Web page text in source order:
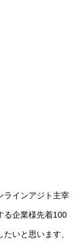
ラインアジト主宰
る企業様先着100
いと思います、